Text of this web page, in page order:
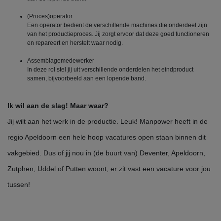
(Proces)operator
Een operator bedient de verschillende machines die onderdeel zijn
van het productieproces. Jij zorgt ervoor dat deze goed functioneren
en repareert en herstelt waar nodig.
Assemblagemedewerker
In deze rol stel jij uit verschillende onderdelen het eindproduct
samen, bijvoorbeeld aan een lopende band.
Ik wil aan de slag! Maar waar?
Jij wilt aan het werk in de productie. Leuk! Manpower heeft in de
regio Apeldoorn een hele hoop vacatures open staan binnen dit
vakgebied. Dus of jij nou in (de buurt van) Deventer, Apeldoorn,
Zutphen, Uddel of Putten woont, er zit vast een vacature voor jou
tussen!